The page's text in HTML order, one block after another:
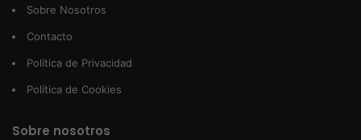
Sobre Nosotros
Contacto
Política de Privacidad
Política de Cookies
Sobre nosotros